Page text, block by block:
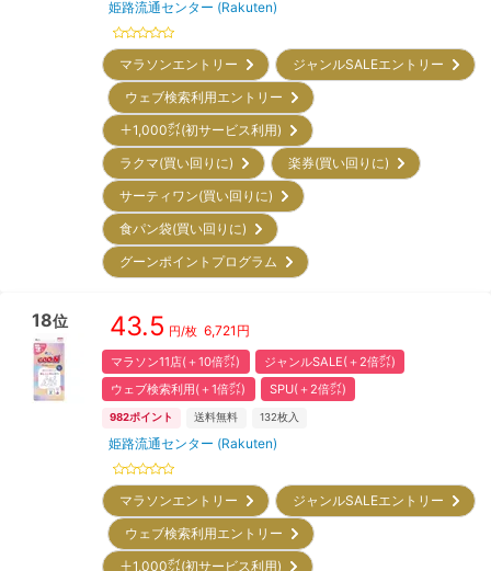
姫路流通センター (Rakuten)
マラソンエントリー
ジャンルSALEエントリー
ウェブ検索利用エントリー
＋1,000㌽(初サービス利用)
ラクマ(買い回りに)
楽券(買い回りに)
サーティワン(買い回りに)
食パン袋(買い回りに)
グーンポイントプログラム
18位 43.5 円/枚 6,721 円
マラソン11店(＋10倍㌽)
ジャンルSALE(＋2倍㌽)
ウェブ検索利用(＋1倍㌽)
SPU(＋2倍㌽)
982ポイント 送料無料 132枚入
姫路流通センター (Rakuten)
マラソンエントリー
ジャンルSALEエントリー
ウェブ検索利用エントリー
＋1,000㌽(初サービス利用)